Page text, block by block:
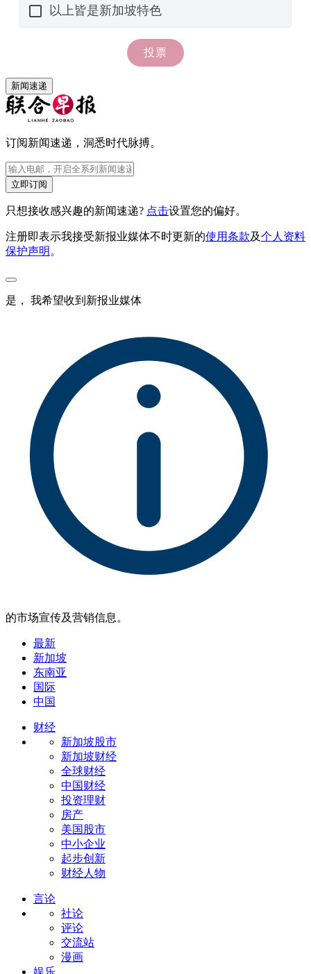
新闻速递
订阅新闻速递，洞悉时代脉搏。
立即订阅
只想接收感兴趣的新闻速递? 点击设置您的偏好。
注册即表示我接受新报业媒体不时更新的使用条款及个人资料
保护声明。
是， 我希望收到新报业媒体
的市场宣传及营销信息。
最新
新加坡
东南亚
国际
中国
财经
新加坡股市
新加坡财经
全球财经
中国财经
投资理财
房产
美国股市
中小企业
起步创新
财经人物
言论
社论
评论
交流站
漫画